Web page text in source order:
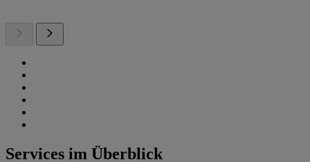
Services im Überblick